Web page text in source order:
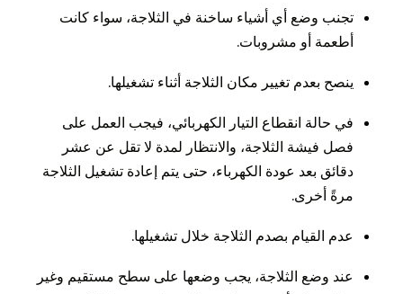
تجنب وضع أي أشياء ساخنة في الثلاجة، سواء كانت
أطعمة أو مشروبات.
ينصح بعدم تغيير مكان الثلاجة أثناء تشغيلها.
في حالة انقطاع التيار الكهربائي، فيجب العمل على
فصل فيشة الثلاجة، والانتظار لمدة لا تقل عن عشر
دقائق بعد عودة الكهرباء، حتى يتم إعادة تشغيل الثلاجة
مرةً أخرى.
عدم القيام بصدم الثلاجة خلال تشغيلها.
عند وضع الثلاجة، يجب وضعها على سطح مستقيم وغير